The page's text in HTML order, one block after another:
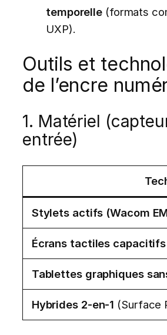
temporelle (formats
UXP).
Outils et
de l’encre
1. Matériel
entrée)
Stylets actifs (Wacom
Écrans tactiles capacitifs
Tablettes graphiques
Hybrides 2-en-1 (Surface